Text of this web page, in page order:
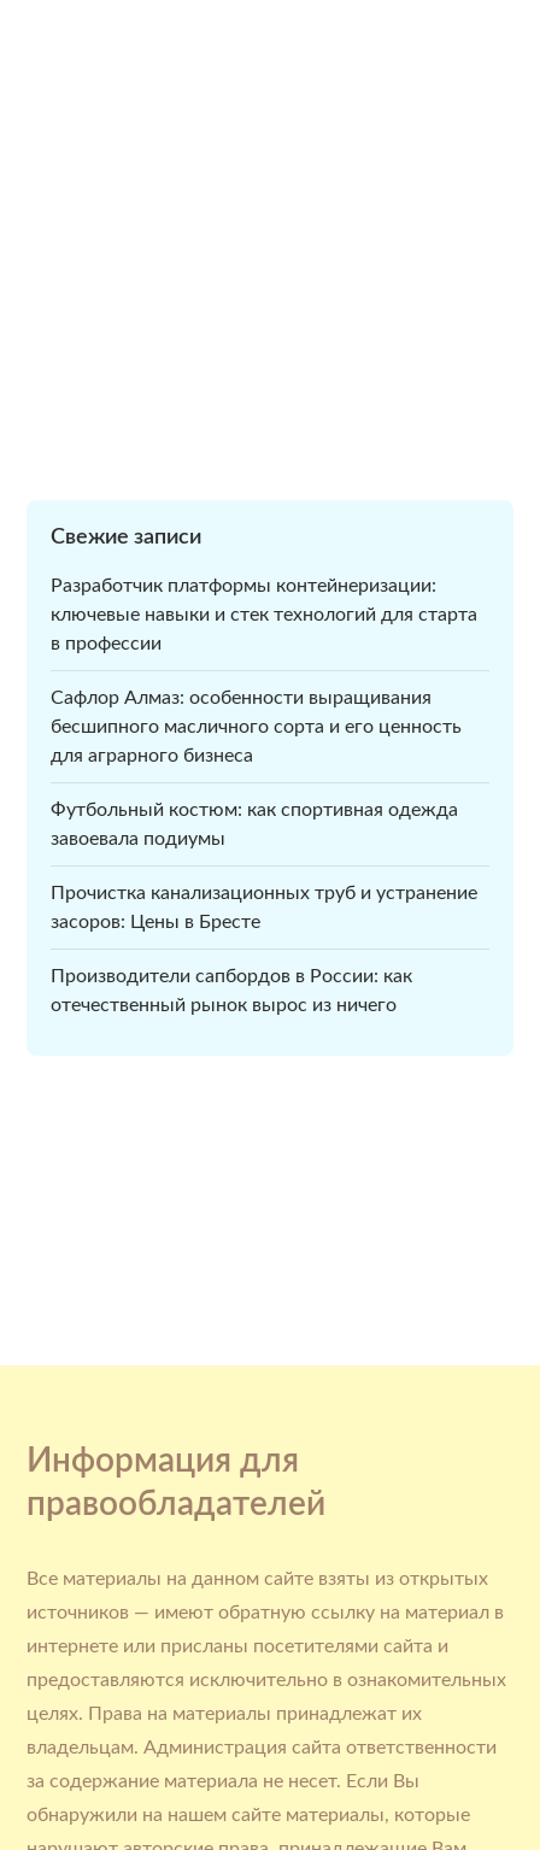
Свежие записи
Разработчик платформы контейнеризации:
ключевые навыки и стек технологий для старта
в профессии
Сафлор Алмаз: особенности выращивания
бесшипного масличного сорта и его ценность
для аграрного бизнеса
Футбольный костюм: как спортивная одежда
завоевала подиумы
Прочистка канализационных труб и устранение
засоров: Цены в Бресте
Производители сапбордов в России: как
отечественный рынок вырос из ничего
Информация для
правообладателей
Все материалы на данном сайте взяты из открытых
источников — имеют обратную ссылку на материал в
интернете или присланы посетителями сайта и
предоставляются исключительно в ознакомительных
целях. Права на материалы принадлежат их
владельцам. Администрация сайта ответственности
за содержание материала не несет. Если Вы
обнаружили на нашем сайте материалы, которые